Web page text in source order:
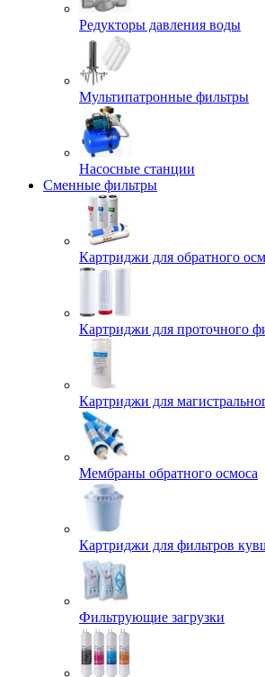
Редукторы давления воды
Мультипатронные фильтры
Насосные станции
Сменные фильтры
Картриджи для обратного
Картриджи для проточного
Картриджи для
Мембраны обратного осмоса
Картриджи для фильтров
Фильтрующие загрузки